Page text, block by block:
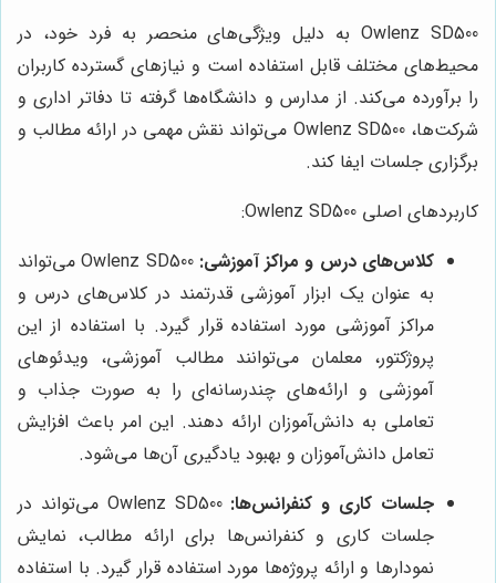
Owlenz SD500 به دلیل ویژگی‌های منحصر به فرد خود، در
محیط‌های مختلف قابل استفاده است و نیازهای گسترده کاربران
را برآورده می‌کند. از مدارس و دانشگاه‌ها گرفته تا دفاتر اداری و
شرکت‌ها، Owlenz SD500 می‌تواند نقش مهمی در ارائه مطالب و
برگزاری جلسات ایفا کند.
کاربردهای اصلی Owlenz SD500:
کلاس‌های درس و مراکز آموزشی:
Owlenz SD500 می‌تواند
به عنوان یک ابزار آموزشی قدرتمند در کلاس‌های درس و
مراکز آموزشی مورد استفاده قرار گیرد. با استفاده از این
پروژکتور، معلمان می‌توانند مطالب آموزشی، ویدئوهای
آموزشی و ارائه‌های چندرسانه‌ای را به صورت جذاب و
تعاملی به دانش‌آموزان ارائه دهند. این امر باعث افزایش
تعامل دانش‌آموزان و بهبود یادگیری آن‌ها می‌شود.
جلسات کاری و کنفرانس‌ها:
Owlenz SD500 می‌تواند در
جلسات کاری و کنفرانس‌ها برای ارائه مطالب، نمایش
نمودارها و ارائه پروژه‌ها مورد استفاده قرار گیرد. با استفاده